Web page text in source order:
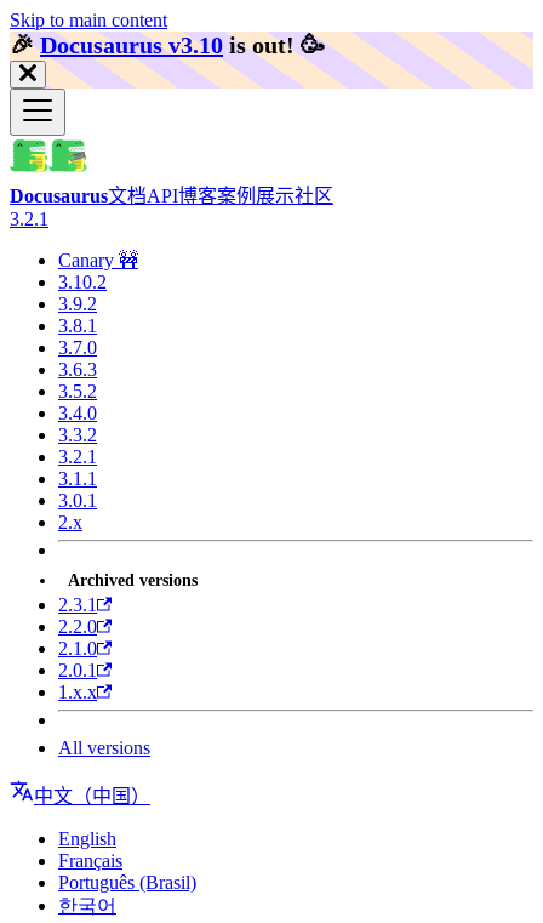
Skip to main content
🎉️Docusaurus v3.10 is out! 🥳️
Docusaurus文档API博客案例展示社区
3.2.1
Canary 🚧
3.10.2
3.9.2
3.8.1
3.7.0
3.6.3
3.5.2
3.4.0
3.3.2
3.2.1
3.1.1
3.0.1
2.x
Archived versions
2.3.1
2.2.0
2.1.0
2.0.1
1.x.x
All versions
中文（中国）
English
Français
Português (Brasil)
한국어